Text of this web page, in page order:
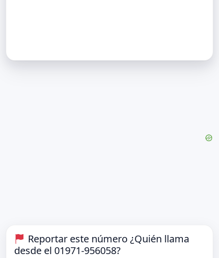
Reportar este número ¿Quién llama
desde el 01971-956058?